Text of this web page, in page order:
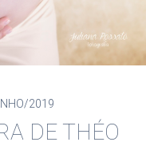
2019
DE THÉO